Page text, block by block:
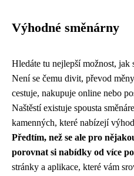
Výhodné směnárny
Hledáte tu nejlepší možnost, jak
Není se čemu divit, převod
cestuje, nakupuje online nebo
Naštěstí existuje spousta
kamenných, které nabízejí
Předtím, než se ale pro
porovnat si nabídky od více
stránky a aplikace, které vám